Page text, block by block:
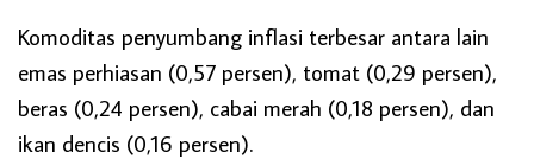
Komoditas penyumbang inflasi terbesar antara lain
emas perhiasan (0,57 persen), tomat (0,29 persen),
beras (0,24 persen), cabai merah (0,18 persen), dan
ikan dencis (0,16 persen).